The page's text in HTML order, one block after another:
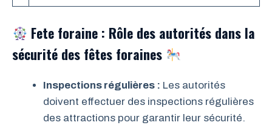
Fete foraine : Rôle des autorités dans la
sécurité des fêtes foraines
Inspections régulières : Les autorités
doivent effectuer des inspections régulières
des attractions pour garantir leur sécurité.